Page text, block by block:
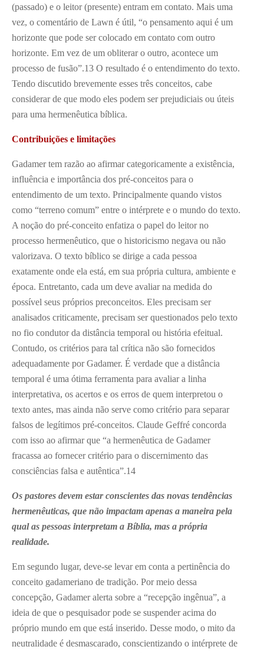
(passado) e o leitor (presente) entram em contato. Mais uma
vez, o comentário de Lawn é útil, “o pensamento aqui é um
horizonte que pode ser colocado em contato com outro
horizonte. Em vez de um obliterar o outro, acontece um
processo de fusão”.13 O resultado é o entendimento do texto.
Tendo discutido brevemente esses três conceitos, cabe
considerar de que modo eles podem ser prejudiciais ou úteis
para uma hermenêutica bíblica.
Contribuições e limitações
Gadamer tem razão ao afirmar categoricamente a existência,
influência e importância dos pré-conceitos para o
entendimento de um texto. Principalmente quando vistos
como “terreno comum” entre o intérprete e o mundo do texto.
A noção do pré-conceito enfatiza o papel do leitor no
processo hermenêutico, que o historicismo negava ou não
valorizava. O texto bíblico se dirige a cada pessoa
exatamente onde ela está, em sua própria cultura, ambiente e
época. Entretanto, cada um deve avaliar na medida do
possível seus próprios preconceitos. Eles precisam ser
analisados criticamente, precisam ser questionados pelo texto
no fio condutor da distância temporal ou história efeitual.
Contudo, os critérios para tal crítica não são fornecidos
adequadamente por Gadamer. É verdade que a distância
temporal é uma ótima ferramenta para avaliar a linha
interpretativa, os acertos e os erros de quem interpretou o
texto antes, mas ainda não serve como critério para separar
falsos de legítimos pré-conceitos. Claude Geffré concorda
com isso ao afirmar que “a hermenêutica de Gadamer
fracassa ao fornecer critério para o discernimento das
consciências falsa e autêntica”.14
Os pastores devem estar conscientes das novas tendências
hermenêuticas, que não impactam apenas a maneira pela
qual as pessoas interpretam a Bíblia, mas a própria
realidade.
Em segundo lugar, deve-se levar em conta a pertinência do
conceito gadameriano de tradição. Por meio dessa
concepção, Gadamer alerta sobre a “recepção ingênua”, a
ideia de que o pesquisador pode se suspender acima do
próprio mundo em que está inserido. Desse modo, o mito da
neutralidade é desmascarado, conscientizando o intérprete de